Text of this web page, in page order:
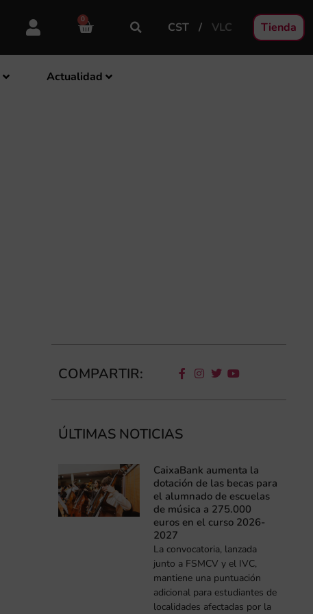
0
CST VLC Tienda
Actualidad
COMPARTIR:
ÚLTIMAS NOTICIAS
CaixaBank aumenta la
dotación de las becas para
el alumnado de escuelas
de música a 275.000
euros en el curso 2026-
2027
La convocatoria, lanzada
junto a FSMCV y el IVC,
mantiene una puntuación
adicional para estudiantes de
localidades afectadas por la